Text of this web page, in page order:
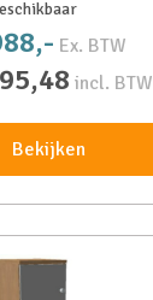
Ex. BTW
incl. BTW
Bekijken